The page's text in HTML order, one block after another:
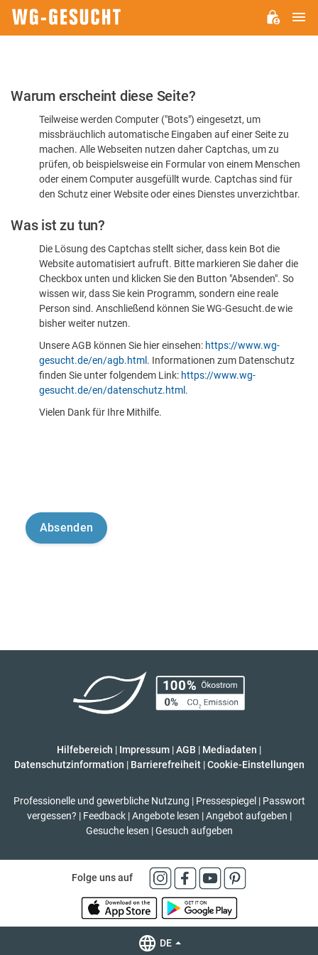
Bitte
dass
sind
Warum erscheint diese Seite?
Teilweise werden Computer ("Bots") eingesetzt, um
missbräuchlich automatische Eingaben auf einer Seite zu
machen. Alle Webseiten nutzen daher Captchas, um zu
prüfen, ob beispielsweise ein Formular von einem Menschen
oder einem Computer ausgefüllt wurde. Captchas sind für
den Schutz einer Website oder eines Dienstes unverzichtbar.
Was ist zu tun?
Die Lösung des Captchas stellt sicher, dass kein Bot die
Website automatisiert aufruft. Bitte markieren Sie daher die
Checkbox unten und klicken Sie den Button "Absenden". So
wissen wir, dass Sie kein Programm, sondern eine reale
Person sind. Anschließend können Sie WG-Gesucht.de wie
bisher weiter nutzen.
Unsere AGB können Sie hier einsehen: https://www.wg-
gesucht.de/en/agb.html . Informationen zum Datenschutz
finden Sie unter folgendem Link: https://www.wg-
gesucht.de/en/datenschutz.html .
Vielen Dank für Ihre Mithilfe.
Hilfebereich | Impressum |AGB | Mediadaten |
Datenschutzinformation | Barrierefreiheit | Cookie-Einstellungen
Professionelle und gewerbliche Nutzung | Pressespiegel | Passwort
vergessen? | Feedback | Angebote lesen | Angebot aufgeben |
Gesuche lesen | Gesuch aufgeben
Folge uns auf
DE